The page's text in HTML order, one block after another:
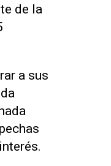
de la
a sus